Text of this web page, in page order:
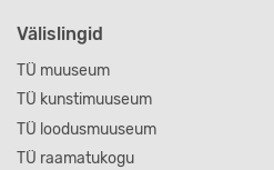
Välislingid
TÜ muuseum
TÜ kunstimuuseum
TÜ loodusmuuseum
TÜ raamatukogu